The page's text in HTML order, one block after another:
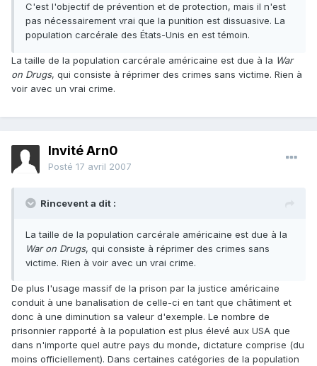
C'est l'objectif de prévention et de protection, mais il n'est
pas nécessairement vrai que la punition est dissuasive. La
population carcérale des États-Unis en est témoin.
La taille de la population carcérale américaine est due à la War
on Drugs, qui consiste à réprimer des crimes sans victime. Rien à
voir avec un vrai crime.
Invité Arn0
Posté 17 avril 2007
Rincevent a dit :
La taille de la population carcérale américaine est due à la
War on Drugs, qui consiste à réprimer des crimes sans
victime. Rien à voir avec un vrai crime.
De plus l'usage massif de la prison par la justice américaine
conduit à une banalisation de celle-ci en tant que châtiment et
donc à une diminution sa valeur d'exemple. Le nombre de
prisonnier rapporté à la population est plus élevé aux USA que
dans n'importe quel autre pays du monde, dictature comprise (du
moins officiellement). Dans certaines catégories de la population